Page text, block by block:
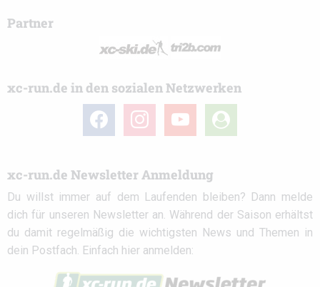
Partner
xc-run.de in den sozialen Netzwerken
facebook instagramyoutube
user-
circle
xc-run.de Newsletter Anmeldung
Du willst immer auf dem Laufenden bleiben? Dann melde
dich für unseren Newsletter an. Während der Saison erhältst
du damit regelmäßig die wichtigsten News und Themen in
dein Postfach. Einfach hier anmelden: